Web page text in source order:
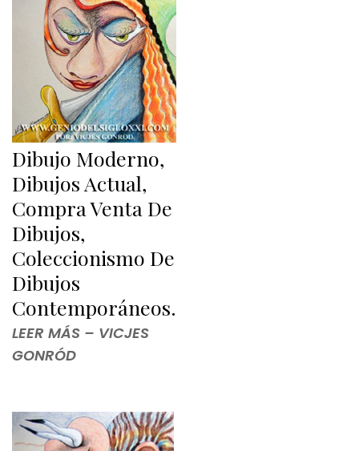
Dibujo Moderno,
Dibujos Actual,
Compra Venta De
Dibujos,
Coleccionismo De
Dibujos
Contemporáneos.
LEER MÁS – VICJES
GONRÓD